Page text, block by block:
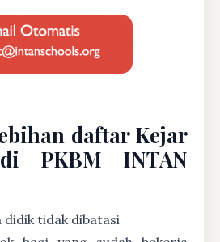
daftar Kejar
PKBM INTAN
didik tidak dibatasi